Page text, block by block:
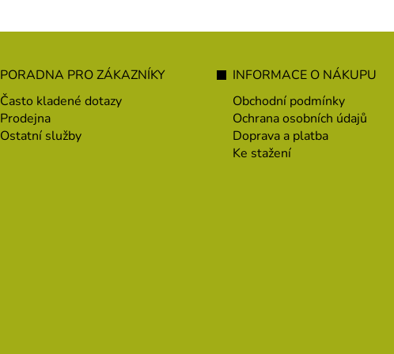
PORADNA PRO ZÁKAZNÍKY
Často kladené dotazy
Prodejna
Ostatní služby
INFORMACE O NÁKUPU
Obchodní podmínky
Ochrana osobních údajů
Doprava a platba
Ke stažení